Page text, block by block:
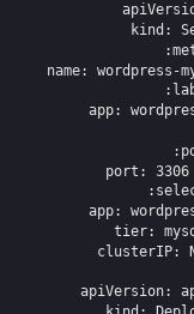
kind :
:
name: wordpress-
:
app:
:
port : 3306
:
app:
tier:
clusterIP:
apiVersion: